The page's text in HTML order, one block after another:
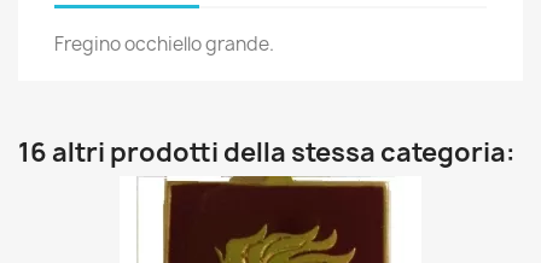
Fregino occhiello grande.
16 altri prodotti della stessa categoria: